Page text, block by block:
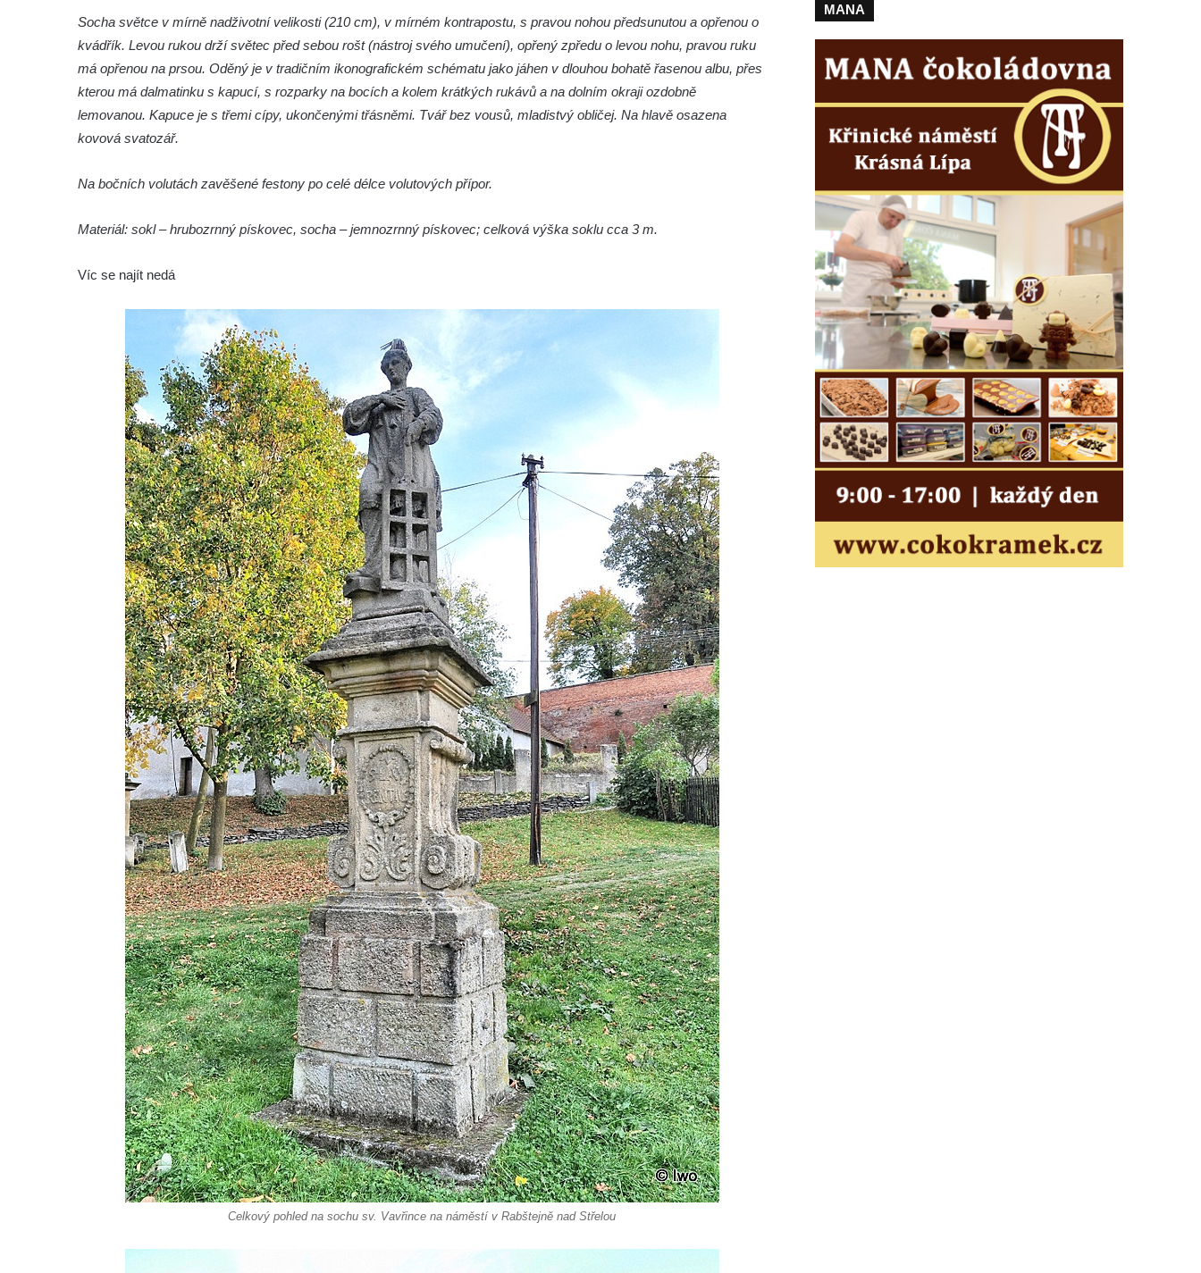
Socha Vážka v ZOO Hluboká
Socha Volavka v ZOO Hluboká
Flamingo trůn v ZOO Hluboká
Lysá nad Labem, barokní město Šporkovo
Socha Roháč v ZOO Hluboká
Českých Budějovicích
Socha Krista klesajícího pod křížem u
kostela svatého Mikuláše v Českých
Budějovicích
Socha svatého Jana Nepomuckého u
kostela svaté Rodiny v Českých
Budějovicích
Socha S tebou v parku na Senovážném
náměstí v Českých Budějovicích
Socha Tornádo v parku na Senovážném
náměstí v Českých Budějovicích
Sousoší Humanoidi na Lannově třídě v
Českých Budějovicích
Pomník Vojtěcha Adalberta Lanny v parku
Na Sadech v Českých Budějovicích
Pomník Přemysla Otakara II. v parku Na
Sadech v Českých Budějovicích
Socha Mateřství v parku Na Sadech v
Českých Budějovicích
Památník Otokara Mokrého v parku Na
Sadech v Českých Budějovicích
Poslední dochovaný tramvajový sloup na
Pražské třídě v Českých Budějovicích
Socha Civilizovaní na Husově třídě v
Českých Budějovicích
Socha svatého Jana Nepomuckého Na
Sadech u Mlýnské stoky v Českých
Budějovicích
Sochy brouků u Mlýnské stoky v Českých
Budějovicích
Socha svatého Vincence Ferrerského na
nádvoří kláštera dominikánů v Českých
Budějovicích
Socha svatého Zachariáše na nádvoří
kláštera dominikánů v Českých
Budějovicích
Socha svatého Josefa na nádvoří kláštera
dominikánů v Českých Budějovicích
Socha světce v mírně nadživotní velikosti (210 cm), v mírném kontrapostu, s pravou nohou předsunutou a opřenou o
kvádřík. Levou rukou drží světec před sebou rošt (nástroj svého umučení), opřený zpředu o levou nohu, pravou ruku
má opřenou na prsou. Oděný je v tradičním ikonografickém schématu jako jáhen v dlouhou bohatě řasenou albu, přes
kterou má dalmatinku s kapucí, s rozparky na bocích a kolem krátkých rukávů a na dolním okraji ozdobně
lemovanou. Kapuce je s třemi cípy, ukončenými třásněmi. Tvář bez vousů, mladistvý obličej. Na hlavě osazena
kovová svatozář.
Na bočních volutách zavěšené festony po celé délce volutových přípor.
Materiál: sokl – hrubozrnný pískovec, socha – jemnozrnný pískovec; celková výška soklu cca 3 m.
Víc se najít nedá
Celkový pohled na sochu sv. Vavřince na náměstí v Rabštejně nad Střelou
MANA